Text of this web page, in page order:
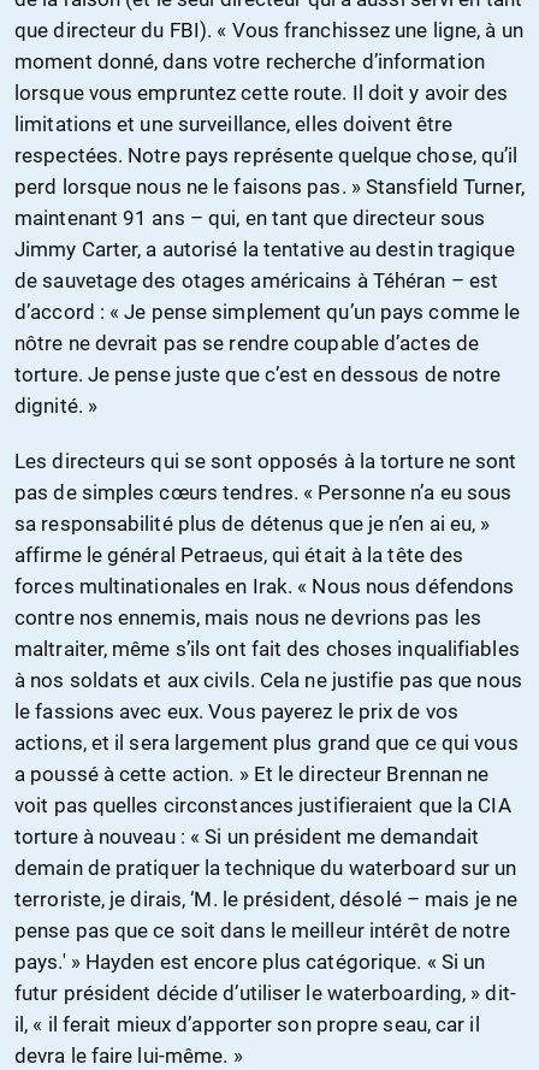
que directeur du FBI). « Vous franchissez une ligne, à un
moment donné, dans votre recherche d’information
lorsque vous empruntez cette route. Il doit y avoir des
limitations et une surveillance, elles doivent être
respectées. Notre pays représente quelque chose, qu’il
perd lorsque nous ne le faisons pas. » Stansfield Turner,
maintenant 91 ans – qui, en tant que directeur sous
Jimmy Carter, a autorisé la tentative au destin tragique
de sauvetage des otages américains à Téhéran – est
d’accord : « Je pense simplement qu’un pays comme le
nôtre ne devrait pas se rendre coupable d’actes de
torture. Je pense juste que c’est en dessous de notre
dignité. »
Les directeurs qui se sont opposés à la torture ne sont
pas de simples cœurs tendres. « Personne n’a eu sous
sa responsabilité plus de détenus que je n’en ai eu, »
affirme le général Petraeus, qui était à la tête des
forces multinationales en Irak. « Nous nous défendons
contre nos ennemis, mais nous ne devrions pas les
maltraiter, même s’ils ont fait des choses inqualifiables
à nos soldats et aux civils. Cela ne justifie pas que nous
le fassions avec eux. Vous payerez le prix de vos
actions, et il sera largement plus grand que ce qui vous
a poussé à cette action. » Et le directeur Brennan ne
voit pas quelles circonstances justifieraient que la CIA
torture à nouveau : « Si un président me demandait
demain de pratiquer la technique du waterboard sur un
terroriste, je dirais, ‘M. le président, désolé – mais je ne
pense pas que ce soit dans le meilleur intérêt de notre
pays.' » Hayden est encore plus catégorique. « Si un
futur président décide d’utiliser le waterboarding, » dit-
il, « il ferait mieux d’apporter son propre seau, car il
devra le faire lui-même. »